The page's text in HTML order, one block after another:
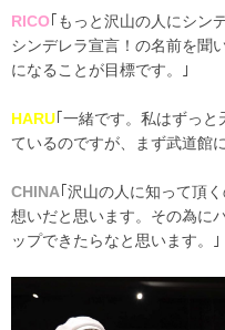
RICO ｢もっと沢山の人にシン
シンデレラ宣言！の名前を聞
になることが目標です。｣
HARU ｢一緒です。私はずっ
ているのですが、まず武道館
CHINA ｢沢山の人に知って頂
想いだと思います。その為に
ップできたらなと思います。｣